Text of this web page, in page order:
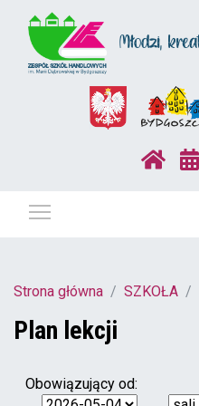
Strona główna SZKOŁA
Plan lekcji
Obowiązujący od: